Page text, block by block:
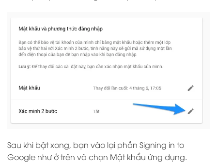
Sau khi bật xong, bạn vào lại phần Signing in to
Google như ở trên và chọn Mật khẩu ứng dụng.